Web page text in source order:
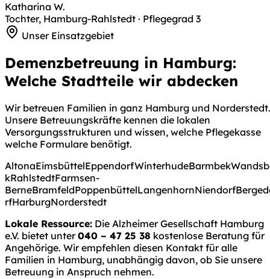
Katharina W.
Tochter, Hamburg-Rahlstedt · Pflegegrad 3
Unser Einsatzgebiet
Demenzbetreuung in Hamburg:
Welche Stadtteile wir abdecken
Wir betreuen Familien in ganz Hamburg und Norderstedt.
Unsere Betreuungskräfte kennen die lokalen
Versorgungsstrukturen und wissen, welche Pflegekasse
welche Formulare benötigt.
AltonaEimsbüttelEppendorfWinterhudeBarmbek
kRahlstedtFarmsen-
BerneBramfeldPoppenbüttelLangenhornNiendorf
rfHarburgNorderstedt
Lokale Ressource: Die Alzheimer Gesellschaft Hamburg
e.V. bietet unter040 – 47 25 38 kostenlose Beratung für
Angehörige. Wir empfehlen diesen Kontakt für alle
Familien in Hamburg, unabhängig davon, ob Sie unsere
Betreuung in Anspruch nehmen.